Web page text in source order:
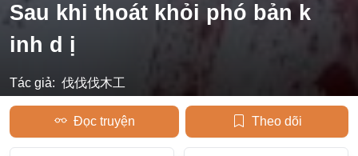
Học Đường
Điền Văn
Thanh Xuân Vườn Trường
Cưới Trước Yêu Sau
Sau khi thoát khỏi phó bản k
inh d ị
Tác giả: 伐伐伐木工
Đọc truyện Theo dõi